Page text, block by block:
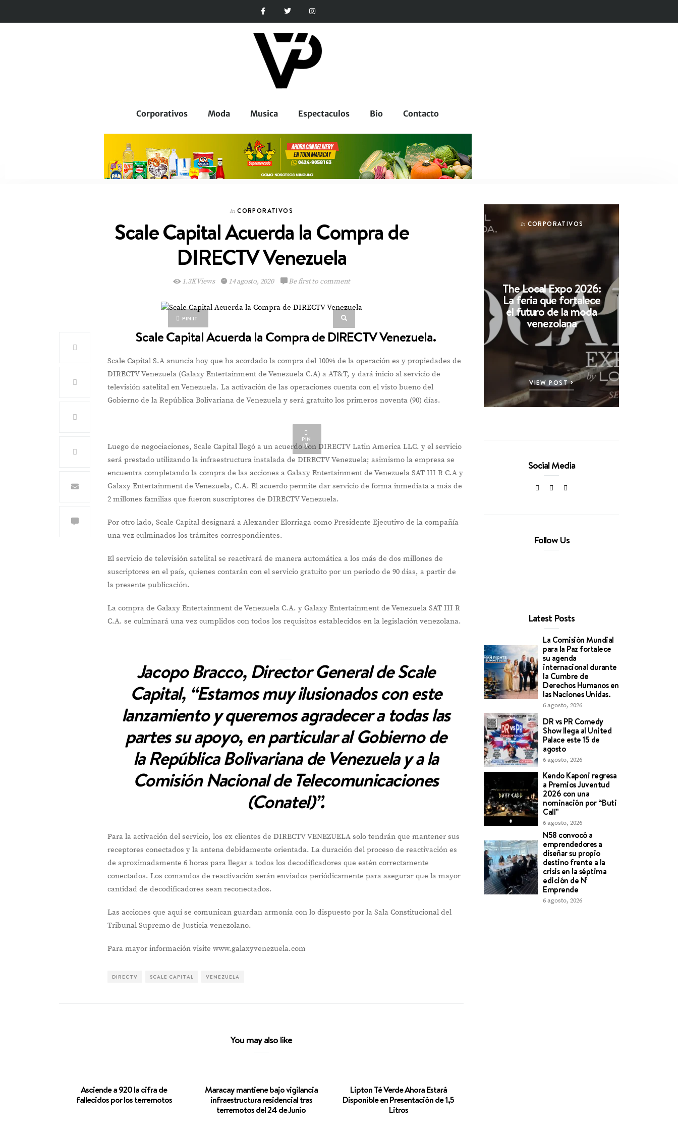
Corporativos Moda Musica Espectaculos Bio Contacto
In CORPORATIVOS
Scale Capital Acuerda la Compra de
DIRECTV Venezuela
1.3K Views 14 agosto, 2020 Be first to comment
PIN IT
Scale Capital Acuerda la Compra de DIRECTV Venezuela.
Scale Capital S.A anuncia hoy que ha acordado la compra del 100% de la operación es y propiedades de
DIRECTV Venezuela (Galaxy Entertainment de Venezuela C.A) a AT&T, y dará inicio al servicio de
televisión satelital en Venezuela. La activación de las operaciones cuenta con el visto bueno del
Gobierno de la República Bolivariana de Venezuela y será gratuito los primeros noventa (90) días.
PIN
IT
Luego de negociaciones, Scale Capital llegó a un acuerdo con DIRECTV Latin America LLC. y el servicio
será prestado utilizando la infraestructura instalada de DIRECTV Venezuela; asimismo la empresa se
encuentra completando la compra de las acciones a Galaxy Entertainment de Venezuela SAT III R C.A y
Galaxy Entertainment de Venezuela, C.A. El acuerdo permite dar servicio de forma inmediata a más de
2 millones familias que fueron suscriptores de DIRECTV Venezuela.
Por otro lado, Scale Capital designará a Alexander Elorriaga como Presidente Ejecutivo de la compañía
una vez culminados los trámites correspondientes.
El servicio de televisión satelital se reactivará de manera automática a los más de dos millones de
suscriptores en el país, quienes contarán con el servicio gratuito por un periodo de 90 días, a partir de
la presente publicación.
La compra de Galaxy Entertainment de Venezuela C.A. y Galaxy Entertainment de Venezuela SAT III R
C.A. se culminará una vez cumplidos con todos los requisitos establecidos en la legislación venezolana.
Jacopo Bracco, Director General de Scale
Capital, “Estamos muy ilusionados con este
lanzamiento y queremos agradecer a todas las
partes su apoyo, en particular al Gobierno de
la República Bolivariana de Venezuela y a la
Comisión Nacional de Telecomunicaciones
(Conatel)”.
Para la activación del servicio, los ex clientes de DIRECTV VENEZUELA solo tendrán que mantener sus
receptores conectados y la antena debidamente orientada. La duración del proceso de reactivación es
de aproximadamente 6 horas para llegar a todos los decodificadores que estén correctamente
conectados. Los comandos de reactivación serán enviados periódicamente para asegurar que la mayor
cantidad de decodificadores sean reconectados.
Las acciones que aquí se comunican guardan armonía con lo dispuesto por la Sala Constitucional del
Tribunal Supremo de Justicia venezolano.
Para mayor información visite www.galaxyvenezuela.com
DIRECTV SCALE CAPITAL VENEZUELA
You may also like
Asciende a 920 la cifra de
fallecidos por los terremotos
Maracay mantiene bajo vigilancia
infraestructura residencial tras
terremotos del 24 de Junio
Lipton Té Verde Ahora Estará
Disponible en Presentación de 1,5
Litros
CORPORATIVOS
Sabores expande su
Portafolio de bebidas
In CORPORATIVOS
The Local Expo 2026:
La feria que fortalece
el futuro de la moda
venezolana
VIEW POST
Social Media
Follow Us
Latest Posts
La Comisión Mundial
para la Paz fortalece
su agenda
internacional durante
la Cumbre de
Derechos Humanos en
las Naciones Unidas.
6 agosto, 2026
DR vs PR Comedy
Show llega al United
Palace este 15 de
agosto
6 agosto, 2026
Kendo Kaponi regresa
a Premios Juventud
2026 con una
nominación por “Buti
Call”
6 agosto, 2026
N58 convocó a
emprendedores a
diseñar su propio
destino frente a la
crisis en la séptima
edición de N’
Emprende
6 agosto, 2026